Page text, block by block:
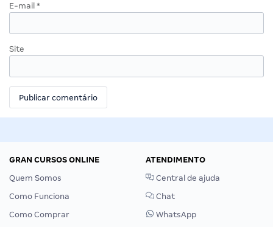
E-mail *
Site
GRAN CURSOS ONLINE
Quem Somos
Como Funciona
Como Comprar
ATENDIMENTO
Central de ajuda
Chat
WhatsApp